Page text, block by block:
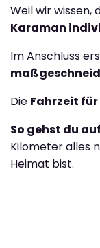
Weil wir wissen,
Karaman
Im Anschluss
Die Fahrzeit
So gehst du
Kilometer alles
Heimat bist.